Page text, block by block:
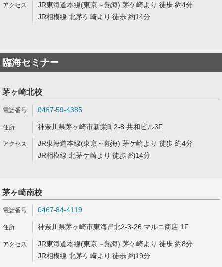
JR東海道本線(東京～熱海) 茅ケ崎より 徒歩 約4分
JR相模線 北茅ケ崎より 徒歩 約14分
臨海セミナー
茅ヶ崎北校
0467-59-4385
神奈川県茅ヶ崎市新栄町2-8 共和ビル3F
JR東海道本線(東京～熱海) 茅ケ崎より 徒歩 約4分
JR相模線 北茅ケ崎より 徒歩 約14分
茅ヶ崎南校
0467-84-4119
神奈川県茅ヶ崎市東海岸北2-3-26 マルニ商店 1F
JR東海道本線(東京～熱海) 茅ケ崎より 徒歩 約8分
JR相模線 北茅ケ崎より 徒歩 約19分